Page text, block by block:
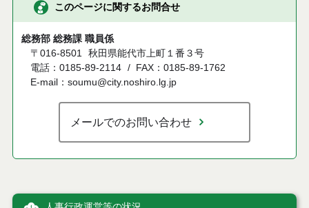
このページに関するお問合せ
総務部 総務課 職員係
〒016-8501
秋田県能代市上町１番３号
電話：0185-89-2114
FAX：0185-89-1762
E-mail：soumu@city.noshiro.lg.jp
メールでのお問い合わせ